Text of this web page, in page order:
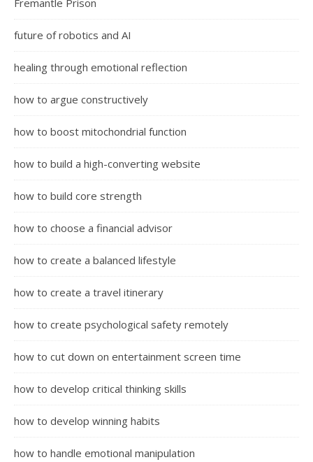
Fremantle Prison
future of robotics and AI
healing through emotional reflection
how to argue constructively
how to boost mitochondrial function
how to build a high-converting website
how to build core strength
how to choose a financial advisor
how to create a balanced lifestyle
how to create a travel itinerary
how to create psychological safety remotely
how to cut down on entertainment screen time
how to develop critical thinking skills
how to develop winning habits
how to handle emotional manipulation